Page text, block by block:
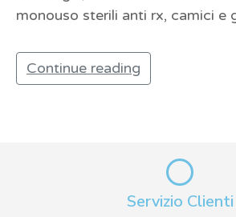
monouso sterili anti rx, camici e
Continue reading
Servizio Clienti